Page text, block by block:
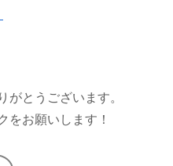
がとうございます。
をお願いします！